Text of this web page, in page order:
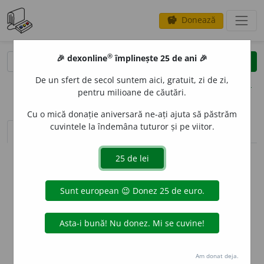
savings Donează
clear
opțiuni
sinteza definițiilor (1) definiții (13) declinări
info
Aceste definiții sunt compilate de
echipa dexonline. Definițiile
originale se află pe filadefiniții.
preferințe
🎉 dexonline® împlinește 25 de ani 🎉
De un sfert de secol suntem aici, gratuit, zi de zi,
pentru milioane de căutări.
Cu o mică donație aniversară ne-ați ajuta să păstrăm
cuvintele la îndemâna tuturor și pe viitor.
Am donat deja.